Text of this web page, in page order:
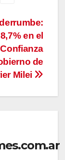
en el
de
Milei